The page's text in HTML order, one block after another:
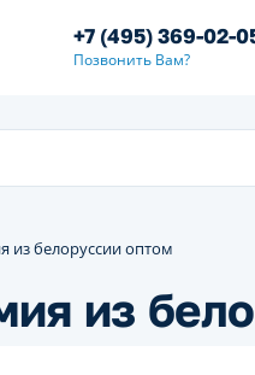
+7 (495) 369-02-
Позвонить Вам?
из белоруссии оптом
из